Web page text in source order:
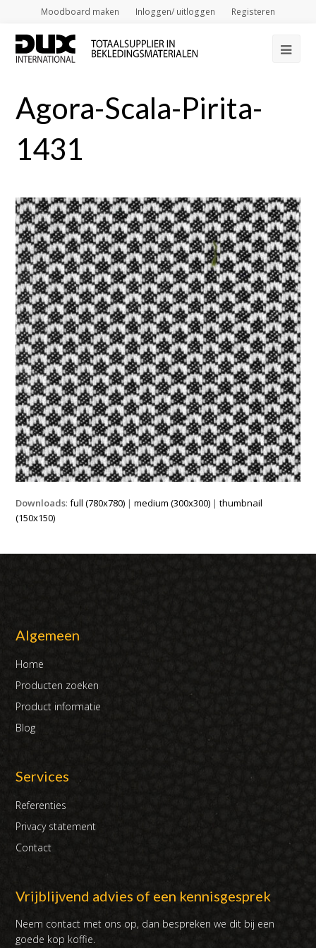
Moodboard maken Inloggen/ uitloggen Registeren
Agora-Scala-Pirita-
1431
Downloads:full (780x780) |medium (300x300) |thumbnail
(150x150)
Algemeen
Home
Producten zoeken
Product informatie
Blog
Services
Referenties
Privacy statement
Contact
Vrijblijvend advies of een kennisgesprek
Neem contact met ons op, dan bespreken we dit bij een
goede kop koffie.